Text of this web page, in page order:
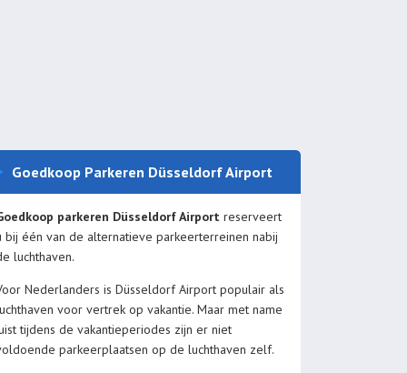
Goedkoop Parkeren Düsseldorf Airport
parkeren Düsseldorf Airport reserveert
bij één van de alternatieve parkeerterreinen nabij
luchthaven.
Nederlanders is Düsseldorf Airport populair als
voor vertrek op vakantie. Maar met name
tijdens de vakantieperiodes zijn er niet
parkeerplaatsen op de luchthaven zelf.